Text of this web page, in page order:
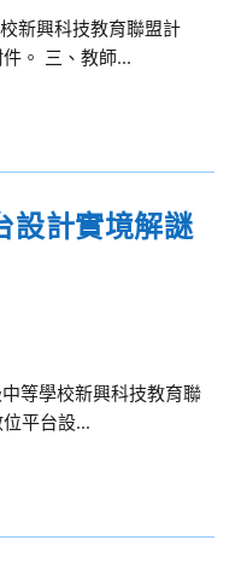
新興科技教育聯盟計
。 三、教師...
設計實境解謎
等學校新興科技教育聯
平台設...